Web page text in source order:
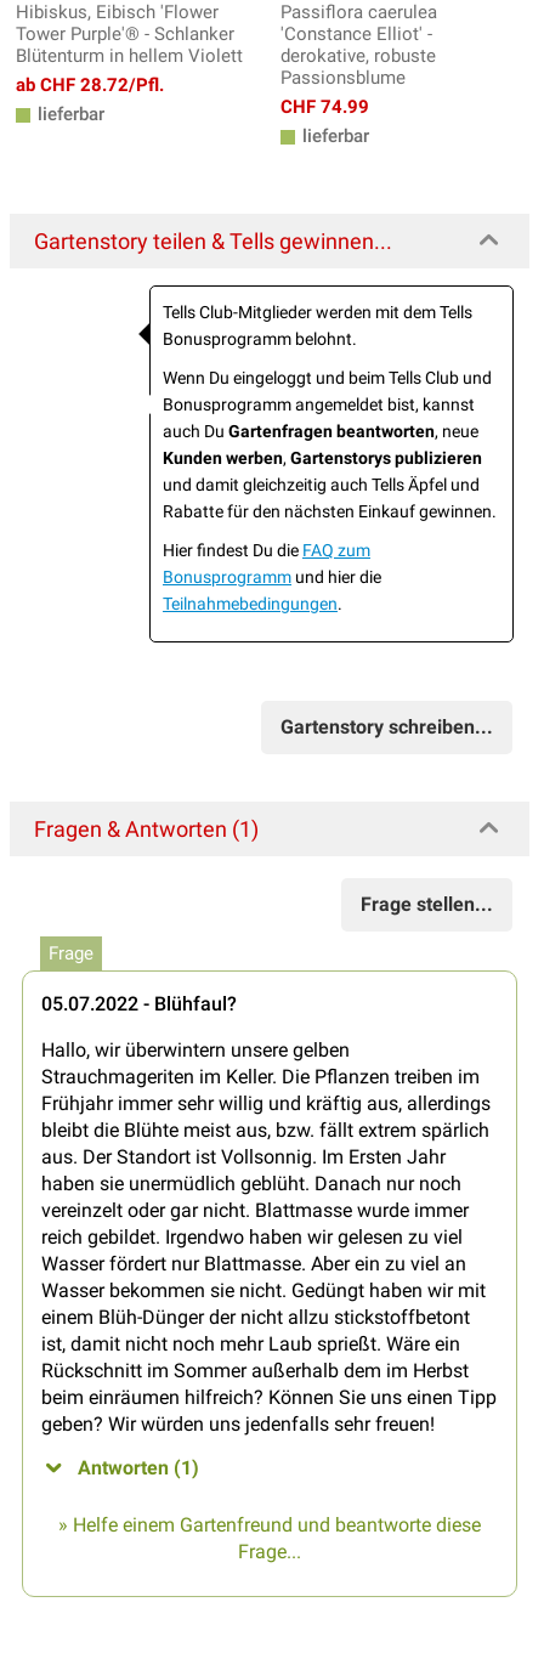
Hibiskus, Eibisch 'Flower
Tower Purple'® - Schlanker
Blütenturm in hellem Violett
ab CHF 28.72/Pfl.
lieferbar
Passiflora caerulea
'Constance Elliot' -
derokative, robuste
Passionsblume
CHF 74.99
lieferbar
Gartenstory teilen & Tells gewinnen...
Tells Club-Mitglieder werden mit dem Tells
Bonusprogramm belohnt.
Wenn Du eingeloggt und beim Tells Club und
Bonusprogramm angemeldet bist, kannst
auch Du Gartenfragen beantworten, neue
Kunden werben, Gartenstorys publizieren
und damit gleichzeitig auch Tells Äpfel und
Rabatte für den nächsten Einkauf gewinnen.
Hier findest Du die FAQ zum
Bonusprogramm und hier die
Teilnahmebedingungen.
Gartenstory schreiben...
Fragen & Antworten (1)
Frage stellen...
Frage
05.07.2022 - Blühfaul?
Hallo, wir überwintern unsere gelben
Strauchmageriten im Keller. Die Pflanzen treiben im
Frühjahr immer sehr willig und kräftig aus, allerdings
bleibt die Blühte meist aus, bzw. fällt extrem spärlich
aus. Der Standort ist Vollsonnig. Im Ersten Jahr
haben sie unermüdlich geblüht. Danach nur noch
vereinzelt oder gar nicht. Blattmasse wurde immer
reich gebildet. Irgendwo haben wir gelesen zu viel
Wasser fördert nur Blattmasse. Aber ein zu viel an
Wasser bekommen sie nicht. Gedüngt haben wir mit
einem Blüh-Dünger der nicht allzu stickstoffbetont
ist, damit nicht noch mehr Laub sprießt. Wäre ein
Rückschnitt im Sommer außerhalb dem im Herbst
beim einräumen hilfreich? Können Sie uns einen Tipp
geben? Wir würden uns jedenfalls sehr freuen!
Antworten (1)
» Helfe einem Gartenfreund und beantworte diese
Frage...